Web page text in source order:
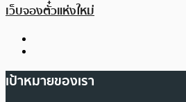
เว็บจองตั๋วแห่งใหม่
เป้าหมายของเรา